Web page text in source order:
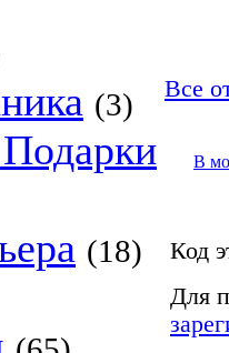
(3)
(18)
Все
В
Код
Для